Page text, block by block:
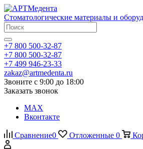
Стоматологические материалы и
+7 800 500-32-87
+7 800 500-32-87
+7 499 946-23-33
zakaz@artmedenta.ru
Звоните с 9:00 до 18:00
Заказать звонок
MAX
Вконтакте
Сравнение0 Отложенные 0